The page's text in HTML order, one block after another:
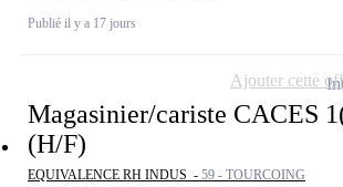
Publié il y a 17 jours
Magasinier/cariste CACES
(H/F)
EQUIVALENCE RH INDUS - 59 - TOURCOING
Ajouter cette